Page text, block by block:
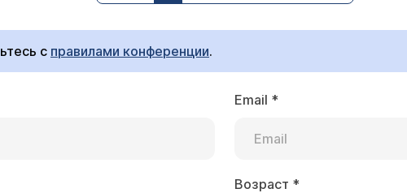
диагноз искривление перегородки носа и
кружится голова...и т.д. После операции
После операции восстановится носовое дыхание -
с правилами конференции.
Email *
Возраст *